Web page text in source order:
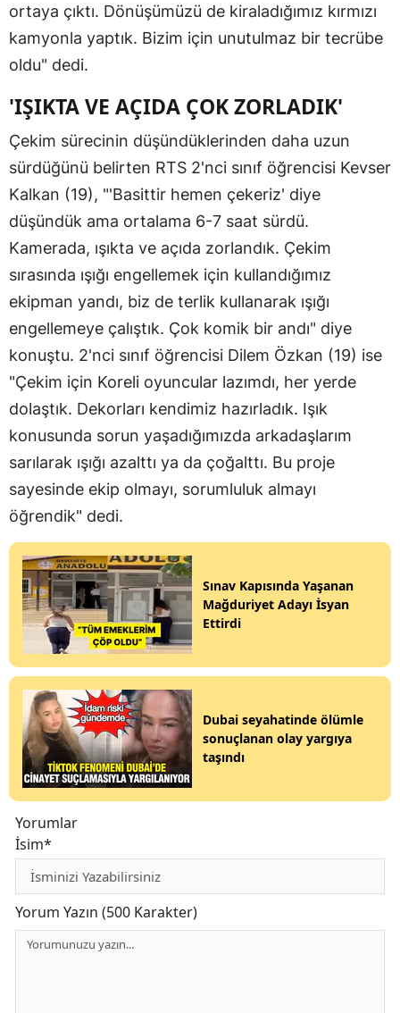
ortaya çıktı. Dönüşümüzü de kiraladığımız kırmızı
kamyonla yaptık. Bizim için unutulmaz bir tecrübe
oldu" dedi.
'IŞIKTA VE AÇIDA ÇOK ZORLADIK'
Çekim sürecinin düşündüklerinden daha uzun
sürdüğünü belirten RTS 2'nci sınıf öğrencisi Kevser
Kalkan (19), "'Basittir hemen çekeriz' diye
düşündük ama ortalama 6-7 saat sürdü.
Kamerada, ışıkta ve açıda zorlandık. Çekim
sırasında ışığı engellemek için kullandığımız
ekipman yandı, biz de terlik kullanarak ışığı
engellemeye çalıştık. Çok komik bir andı" diye
konuştu. 2'nci sınıf öğrencisi Dilem Özkan (19) ise
"Çekim için Koreli oyuncular lazımdı, her yerde
dolaştık. Dekorları kendimiz hazırladık. Işık
konusunda sorun yaşadığımızda arkadaşlarım
sarılarak ışığı azalttı ya da çoğalttı. Bu proje
sayesinde ekip olmayı, sorumluluk almayı
öğrendik" dedi.
Sınav Kapısında Yaşanan
Mağduriyet Adayı İsyan
Ettirdi
Dubai seyahatinde ölümle
sonuçlanan olay yargıya
taşındı
Yorumlar
İsim*
Yorum Yazın (500 Karakter)